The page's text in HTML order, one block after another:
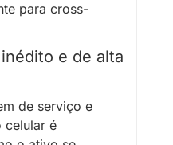
para cross-
e de alta
de serviço e
celular é